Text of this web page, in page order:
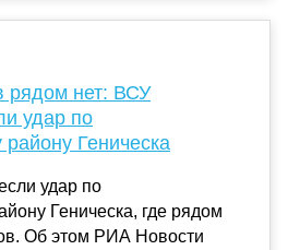
рядом нет: ВСУ
удар по
району Геническа
удар по
Геническа, где рядом
Об этом РИА Новости